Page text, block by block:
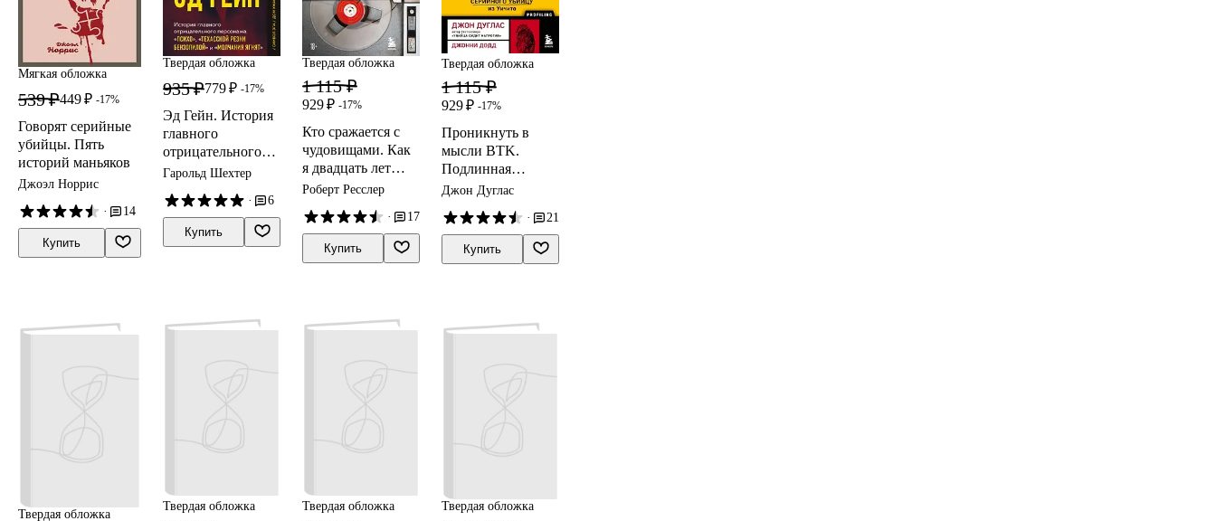
Мягкая обложка
539 ₽449 ₽ -17%
Говорят серийные
убийцы. Пять
историй маньяков
Джоэл Норрис
·
14
Купить
Твердая обложка
935 ₽779 ₽ -17%
Эд Гейн. История
главного
отрицательного
персонажа
«Техасской резни
бензопилой» и
«Молчания ягнят»
Гарольд Шехтер
·
6
Купить
Твердая обложка
1 115 ₽
929 ₽ -17%
Кто сражается с
чудовищами. Как
я двадцать лет
выслеживал
для ФБР
Роберт Ресслер
·
17
Купить
Твердая обложка
1 115 ₽
929 ₽ -17%
Проникнуть в
мысли BTK.
Подлинная
история
охоты на
жесточайшего
серийного убийцу
Джон Дуглас
·
21
Купить
Твердая обложка
Твердая обложка Твердая обложка Твердая обложка